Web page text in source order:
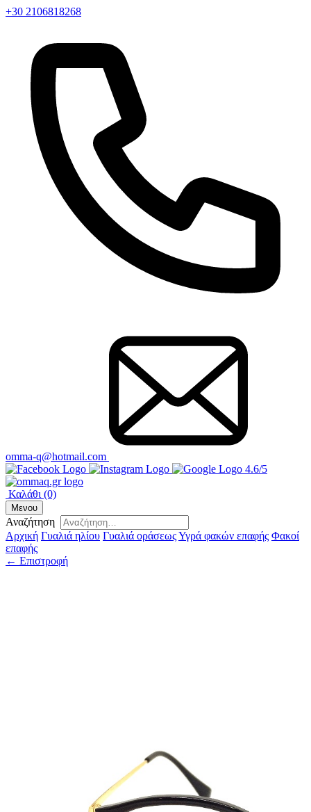
+30 2106818268
omma-q@hotmail.com
4.6/5
Καλάθι (0)
Μενου
Αναζήτηση
Αρχική Γυαλιά ηλίου Γυαλιά οράσεωςΥγρά φακών επαφής Φακοί
επαφής
← Επιστροφή